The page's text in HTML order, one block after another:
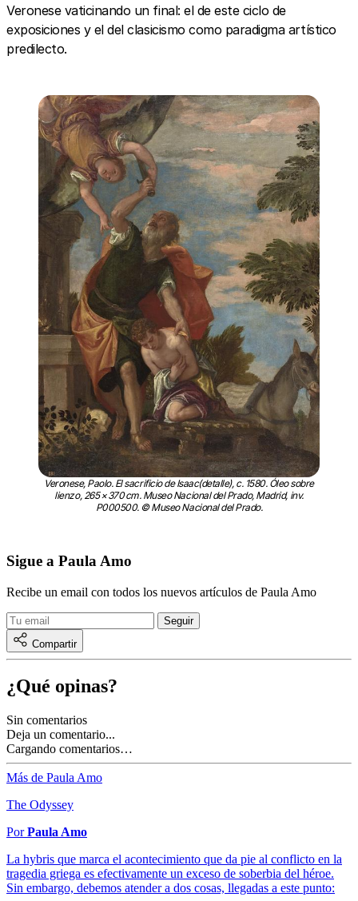
Veronese vaticinando un final: el de este ciclo de
exposiciones y el del clasicismo como paradigma artístico
predilecto.
Veronese, Paolo. El sacrificio de Isaac(detalle), c. 1580. Óleo sobre
lienzo, 265 × 370 cm. Museo Nacional del Prado, Madrid, inv.
P000500. © Museo Nacional del Prado.
Sigue a Paula Amo
Recibe un email con todos los nuevos artículos de Paula Amo
Compartir
¿Qué opinas?
Sin comentarios
Deja un comentario...
Cargando comentarios…
Más de Paula Amo
The Odyssey
PorPaula Amo
La hybris que marca el acontecimiento que da pie al conflicto en la
tragedia griega es efectivamente un exceso de soberbia del héroe.
Sin embargo, debemos atender a dos cosas, llegadas a este punto: